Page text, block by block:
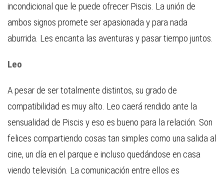
incondicional que le puede ofrecer Piscis. La unión de
ambos signos promete ser apasionada y para nada
aburrida. Les encanta las aventuras y pasar tiempo juntos.
Leo
A pesar de ser totalmente distintos, su grado de
compatibilidad es muy alto. Leo caerá rendido ante la
sensualidad de Piscis y eso es bueno para la relación. Son
felices compartiendo cosas tan simples como una salida al
cine, un día en el parque e incluso quedándose en casa
viendo televisión. La comunicación entre ellos es